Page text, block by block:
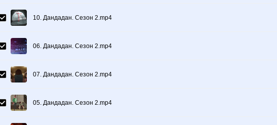
10. Дандадан. Сезон 2.mp4
06. Дандадан. Сезон 2.mp4
07. Дандадан. Сезон 2.mp4
05. Дандадан. Сезон 2.mp4